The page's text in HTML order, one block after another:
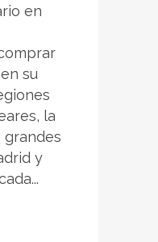
en
su
la
grandes
y